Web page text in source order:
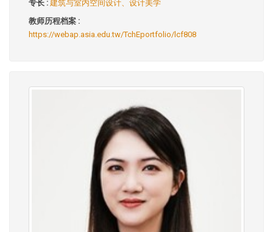
专长 : 建筑与室内空间设计、设计美学
教师历程档案 :
https://webap.asia.edu.tw/TchEportfolio/lcf808